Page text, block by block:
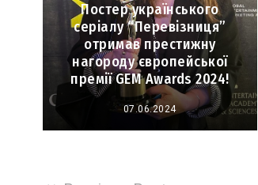
Постер українського
серіалу “Перевізниця”
отримав престижну
нагороду європейської
премії GEM Awards 2024!
07.06.2024